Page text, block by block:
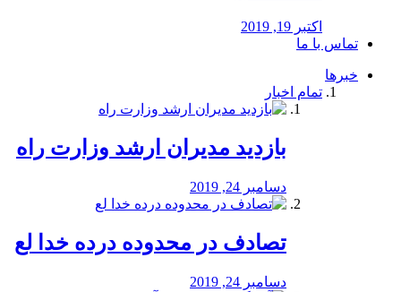
اکتبر 19, 2019
تماس با ما
خبرها
تمام اخبار
بازدید مدیران ارشد وزارت راه
دسامبر 24, 2019
تصادف در محدوده درده خدا لع
دسامبر 24, 2019